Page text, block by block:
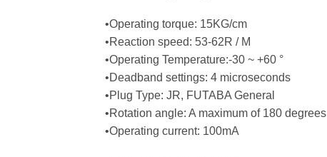
•Operating torque: 15KG/cm
•Reaction speed: 53-62R / M
•Operating Temperature:-30 ~ +60 °
•Deadband settings: 4 microseconds
•Plug Type: JR, FUTABA General
•Rotation angle: A maximum of 180 degrees
•Operating current: 100mA